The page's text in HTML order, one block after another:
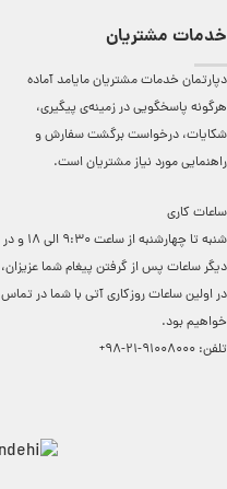
خدمات مشتریان
دپارتمان خدمات مشتریان مایامد آماده
هرگونه پاسخگویی در زمینه‌ی پیگیری،
شکایات، درخواست برگشت سفارش و
راهنمایی مورد نیاز مشتریان است.
ساعات کاری
شنبه تا چهارشنبه از ساعت 9:30 الی 18 و در
دیگر ساعات ‌پس از گرفتن پیغام شما عزیزان،
در اولین ساعات روزکاری آتی با شما در تماس
خواهیم بود.
تلفن: 91008000-21-98+